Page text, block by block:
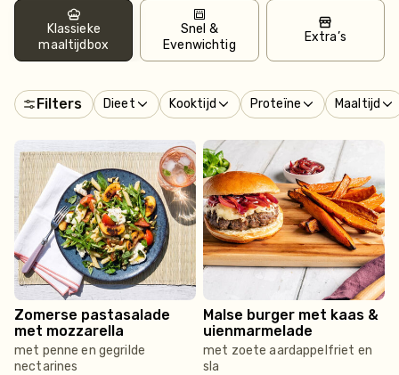
Klassieke
maaltijdbox
Snel &
Evenwichtig
Extra’s
Filters Dieet Kooktijd Proteïne Maaltijd
Zomerse pastasalade
met mozzarella
met penne en gegrilde
nectarines
Malse burger met kaas &
uienmarmelade
met zoete aardappelfriet en
sla